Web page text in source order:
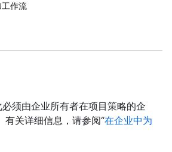
作流
须由企业所有者在项目策略的企
有关详细信息，请参阅“在企业中为